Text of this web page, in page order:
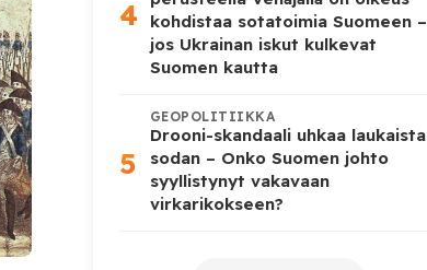
4
kohdistaa sotatoimia Suomeen –
jos Ukrainan iskut kulkevat
Suomen kautta
5
GEOPOLITIIKKA
Drooni-skandaali uhkaa laukaista
sodan – Onko Suomen johto
syyllistynyt vakavaan
virkarikokseen?